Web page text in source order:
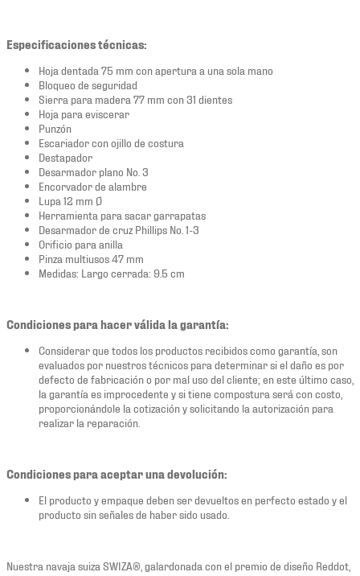
Especificaciones técnicas:
Hoja dentada 75 mm con apertura a una sola mano
Bloqueo de seguridad
Sierra para madera 77 mm con 31 dientes
Hoja para eviscerar
Punzón
Escariador con ojillo de costura
Destapador
Desarmador plano No. 3
Encorvador de alambre
Lupa 12 mm Ø
Herramienta para sacar garrapatas
Desarmador de cruz Phillips No. 1-3
Orificio para anilla
Pinza multiusos 47 mm
Medidas: Largo cerrada: 9.5 cm
Condiciones para hacer válida la garantía:
Considerar que todos los productos recibidos como garantía, son
evaluados por nuestros técnicos para determinar si el daño es por
defecto de fabricación o por mal uso del cliente; en este último caso,
la garantía es improcedente y si tiene compostura será con costo,
proporcionándole la cotización y solicitando la autorización para
realizar la reparación.
Condiciones para aceptar una devolución:
El producto y empaque deben ser devueltos en perfecto estado y el
producto sin señales de haber sido usado.
Nuestra navaja suiza SWIZA®, galardonada con el premio de diseño Reddot,